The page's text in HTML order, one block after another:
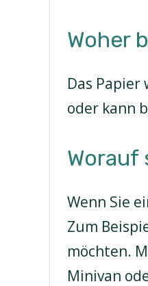
Woher
Das
oder kann
Worauf
Wenn Sie
Zum
möchten.
Minivan